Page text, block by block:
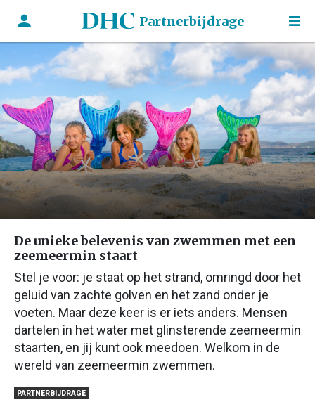
Partnerbijdrage
De unieke belevenis van zwemmen met een
zeemeermin staart
Stel je voor: je staat op het strand, omringd door het
geluid van zachte golven en het zand onder je
voeten. Maar deze keer is er iets anders. Mensen
dartelen in het water met glinsterende zeemeermin
staarten, en jij kunt ook meedoen. Welkom in de
wereld van zeemeermin zwemmen.
PARTNERBIJDRAGE